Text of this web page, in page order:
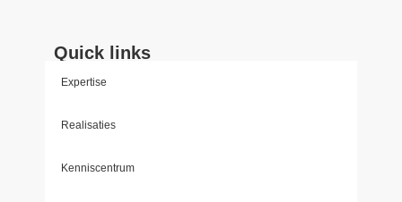
Quick links
Expertise
Realisaties
Kenniscentrum